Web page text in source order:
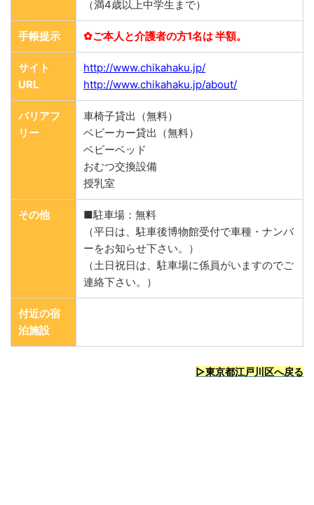
（満4歳以上中学生まで）
手帳提示 ✿ご本人と介護者の方1名は 半額。
サイト
URL
http://www.chikahaku.jp/
http://www.chikahaku.jp/about/
バリアフ
リー
車椅子貸出（無料）
ベビーカー貸出（無料）
ベビーベッド
おむつ交換設備
授乳室
その他
■駐車場：無料
（平日は、駐車後博物館受付で車種・ナンバ
ーをお知らせ下さい。）
（土日祝日は、駐車場に係員がいますのでご
連絡下さい。）
付近の宿
泊施設
▷東京都江戸川区へ戻る